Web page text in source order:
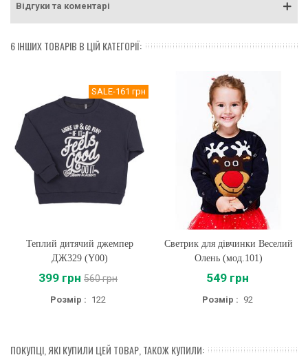
Відгуки та коментарі
6 ІНШИХ ТОВАРІВ В ЦІЙ КАТЕГОРІЇ:
SALE-161 грн
Теплий дитячий джемпер
ДЖ329 (Y00)
399 грн 560 грн
Розмір : 122
Светрик для дівчинки Веселий
Олень (мод.101)
549 грн
Розмір : 92
ПОКУПЦІ, ЯКІ КУПИЛИ ЦЕЙ ТОВАР, ТАКОЖ КУПИЛИ: